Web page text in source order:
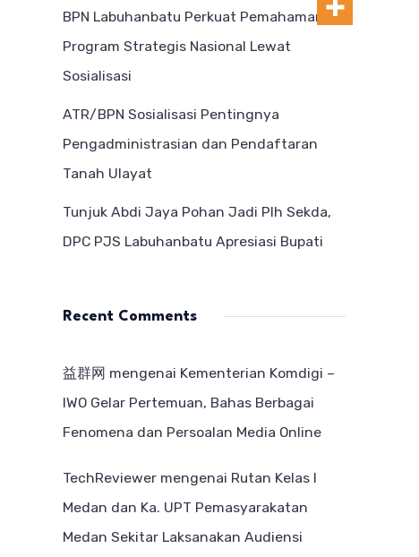
BPN Labuhanbatu Perkuat Pemahaman
Program Strategis Nasional Lewat
Sosialisasi
ATR/BPN Sosialisasi Pentingnya
Pengadministrasian dan Pendaftaran
Tanah Ulayat
Tunjuk Abdi Jaya Pohan Jadi Plh Sekda,
DPC PJS Labuhanbatu Apresiasi Bupati
Recent Comments
益群网 mengenai Kementerian Komdigi –
IWO Gelar Pertemuan, Bahas Berbagai
Fenomena dan Persoalan Media Online
TechReviewer mengenai Rutan Kelas I
Medan dan Ka. UPT Pemasyarakatan
Medan Sekitar Laksanakan Audiensi